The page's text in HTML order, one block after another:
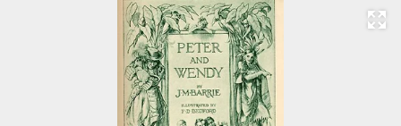
Развернуть